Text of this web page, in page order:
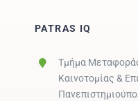
PATRAS IQ
Τμήμα
Καινοτομίας &